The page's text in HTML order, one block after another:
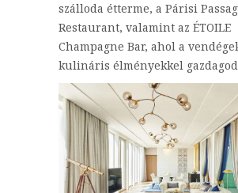
szálloda étterme, a Párisi
Restaurant, valamint az ÉTOILE
Champagne Bar, ahol a
kulináris élményekkel